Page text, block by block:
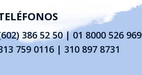
386 52 50|01 8000 526 969
759 0116 | 310 897 8731